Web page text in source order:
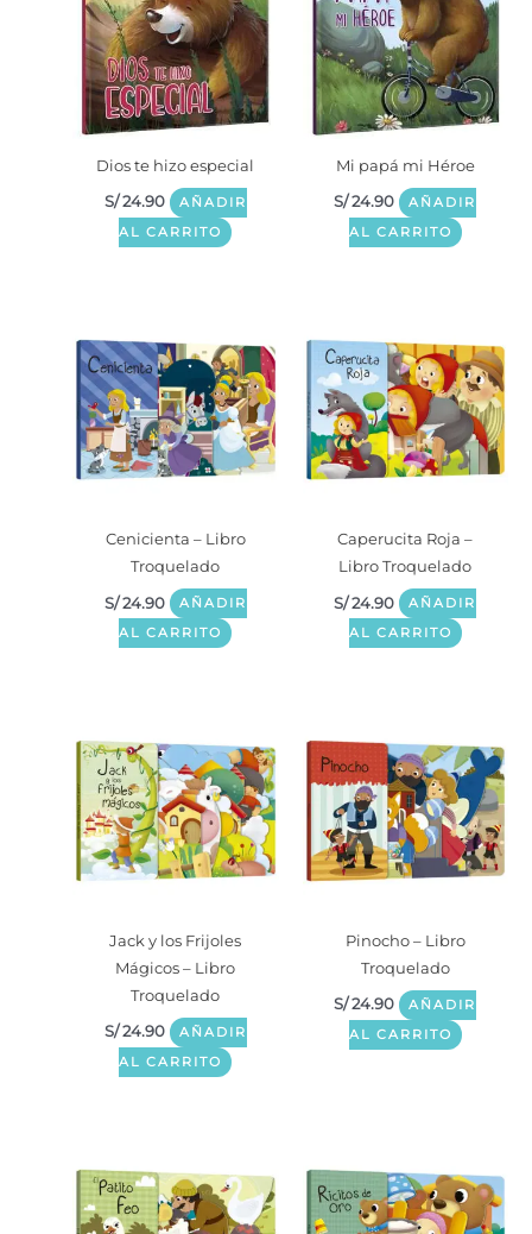
Dios te hizo especial
S/24.90
AÑADIR
AL CARRITO
Mi papá mi Héroe
S/24.90
AÑADIR
AL CARRITO
Cenicienta – Libro
Troquelado
S/24.90
AÑADIR
AL CARRITO
Caperucita Roja –
Libro Troquelado
S/24.90
AÑADIR
AL CARRITO
Jack y los Frijoles
Mágicos – Libro
Troquelado
S/24.90
AÑADIR
AL CARRITO
Pinocho – Libro
Troquelado
S/24.90
AÑADIR
AL CARRITO